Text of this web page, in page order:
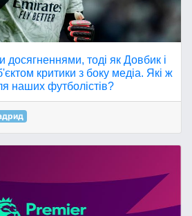
досягненнями, тоді як Довбик і
критики з боку медіа. Які ж
наших футболістів?